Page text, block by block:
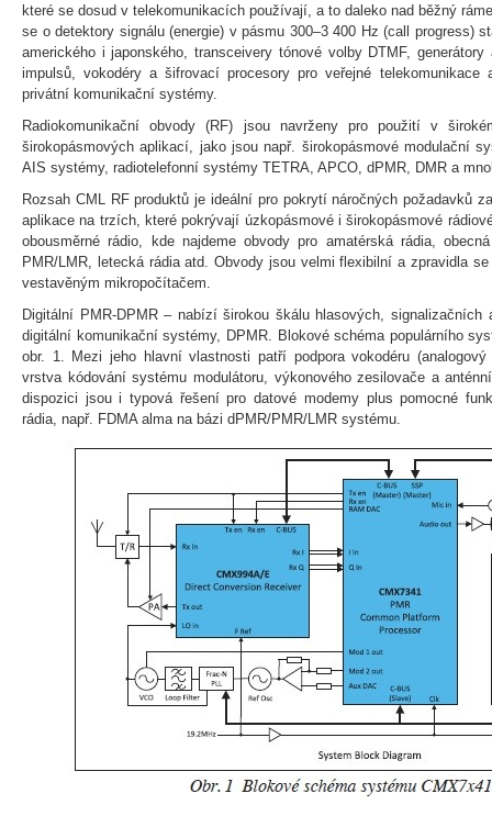
které se dosud v telekomunikacích používají, a to daleko nad běžný
se o detektory signálu (energie) v pásmu 300–3 400 Hz (call progress)
amerického i japonského, transceivery tónové volby DTMF,
impulsů, vokodéry a šifrovací procesory pro veřejné
privátní komunikační systémy.
Radiokomunikační obvody (RF) jsou navrženy pro použití v
širokopásmových aplikací, jako jsou např. širokopásmové modulační
AIS systémy, radiotelefonní systémy TETRA, APCO, dPMR, DMR a
Rozsah CML RF produktů je ideální pro pokrytí náročných požadavků
aplikace na trzích, které pokrývají úzkopásmové i širokopásmové
obousměrné rádio, kde najdeme obvody pro amatérská rádia,
PMR/LMR, letecká rádia atd. Obvody jsou velmi flexibilní a zpravidla
vestavěným mikropočítačem.
Digitální PMR-DPMR – nabízí širokou škálu hlasových, signalizačních
digitální komunikační systémy, DPMR. Blokové schéma populárního
obr. 1. Mezi jeho hlavní vlastnosti patří podpora vokodéru
vrstva kódování systému modulátoru, výkonového zesilovače a
dispozici jsou i typová řešení pro datové modemy plus pomocné
rádia, např. FDMA alma na bázi dPMR/PMR/LMR systému.